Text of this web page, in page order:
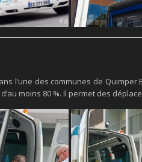
l’une des communes de
moins 80 %. Il permet des